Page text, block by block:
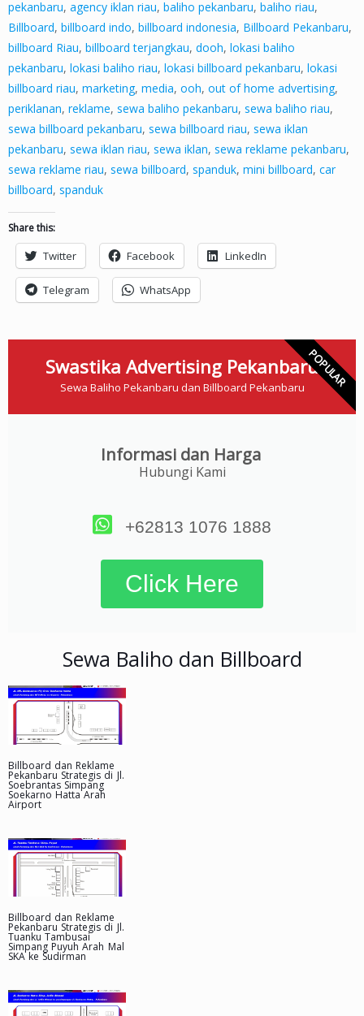
pekanbaru, agency iklan riau, baliho pekanbaru, baliho riau,
Billboard, billboard indo, billboard indonesia, Billboard Pekanbaru,
billboard Riau, billboard terjangkau, dooh, lokasi baliho
pekanbaru, lokasi baliho riau, lokasi billboard pekanbaru, lokasi
billboard riau, marketing, media, ooh, out of home advertising,
periklanan, reklame, sewa baliho pekanbaru, sewa baliho riau,
sewa billboard pekanbaru, sewa billboard riau, sewa iklan
pekanbaru, sewa iklan riau, sewa iklan, sewa reklame pekanbaru,
sewa reklame riau, sewa billboard, spanduk, mini billboard, car
billboard, spanduk
Share this:
Twitter Facebook LinkedIn
Telegram WhatsApp
Swastika Advertising Pekanbaru
Sewa Baliho Pekanbaru dan Billboard Pekanbaru
Informasi dan Harga
Hubungi Kami
+62813 1076 1888
Click Here
POPULAR
Sewa Baliho dan Billboard
Billboard dan Reklame
Pekanbaru Strategis di Jl.
Soebrantas Simpang
Soekarno Hatta Arah
Airport
Billboard dan Reklame
Pekanbaru Strategis di Jl.
Tuanku Tambusai
Simpang Puyuh Arah Mal
SKA ke Sudirman